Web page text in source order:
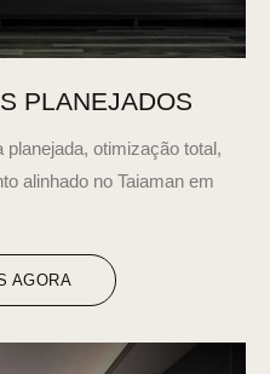
PLANEJADOS
otimização total,
alinhado no Taiaman em
AGORA